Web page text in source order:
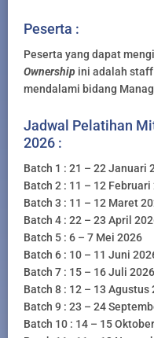
Peserta :
Peserta yang dapat
Ownership ini adalah
mendalami bidang
Jadwal Pelatihan
2026 :
Batch 1 : 21 – 22 Januari
Batch 2 : 11 – 12 Februari
Batch 3 : 11 – 12 Maret
Batch 4 : 22 – 23 April
Batch 5 : 6 – 7 Mei 2026
Batch 6 : 10 – 11 Juni
Batch 7 : 15 – 16 Juli 2026
Batch 8 : 12 – 13 Agustus
Batch 9 : 23 – 24
Batch 10 : 14 – 15